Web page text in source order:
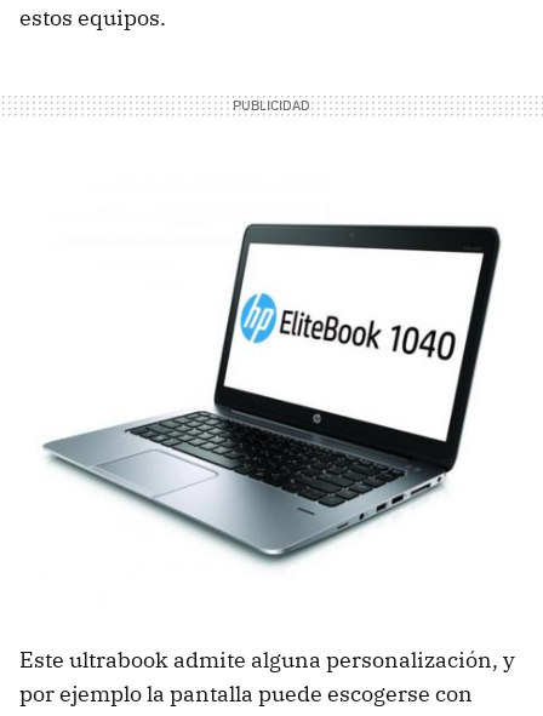
estos equipos.
Este ultrabook admite alguna personalización, y
por ejemplo la pantalla puede escogerse con